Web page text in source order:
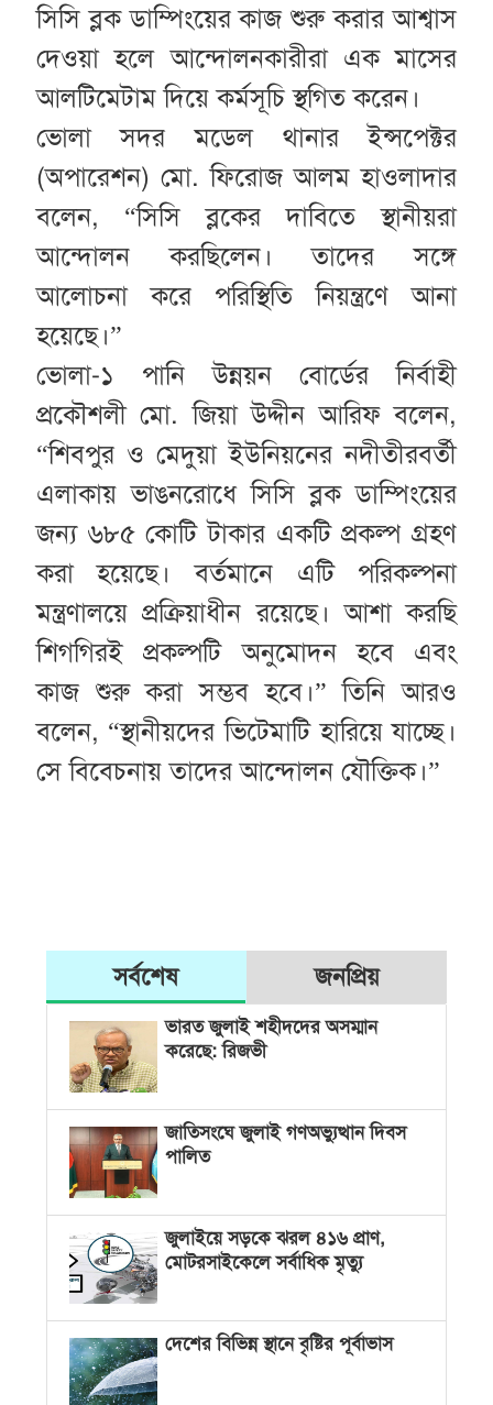
সিসি ব্লক ডাম্পিংয়ের কাজ শুরু করার আশ্বাস
দেওয়া হলে আন্দোলনকারীরা এক মাসের
আলটিমেটাম দিয়ে কর্মসূচি স্থগিত করেন।
ভোলা সদর মডেল থানার ইন্সপেক্টর
(অপারেশন) মো. ফিরোজ আলম হাওলাদার
বলেন, “সিসি ব্লকের দাবিতে স্থানীয়রা
আন্দোলন করছিলেন। তাদের সঙ্গে
আলোচনা করে পরিস্থিতি নিয়ন্ত্রণে আনা
হয়েছে।”
ভোলা-১ পানি উন্নয়ন বোর্ডের নির্বাহী
প্রকৌশলী মো. জিয়া উদ্দীন আরিফ বলেন,
“শিবপুর ও মেদুয়া ইউনিয়নের নদীতীরবর্তী
এলাকায় ভাঙনরোধে সিসি ব্লক ডাম্পিংয়ের
জন্য ৬৮৫ কোটি টাকার একটি প্রকল্প গ্রহণ
করা হয়েছে। বর্তমানে এটি পরিকল্পনা
মন্ত্রণালয়ে প্রক্রিয়াধীন রয়েছে। আশা করছি
শিগগিরই প্রকল্পটি অনুমোদন হবে এবং
কাজ শুরু করা সম্ভব হবে।” তিনি আরও
বলেন, “স্থানীয়দের ভিটেমাটি হারিয়ে যাচ্ছে।
সে বিবেচনায় তাদের আন্দোলন যৌক্তিক।”
সর্বশেষ জনপ্রিয়
ভারত জুলাই শহীদদের অসম্মান
করেছে: রিজভী
জাতিসংঘে জুলাই গণঅভ্যুত্থান দিবস
পালিত
জুলাইয়ে সড়কে ঝরল ৪১৬ প্রাণ,
মোটরসাইকেলে সর্বাধিক মৃত্যু
দেশের বিভিন্ন স্থানে বৃষ্টির পূর্বাভাস